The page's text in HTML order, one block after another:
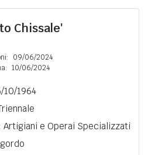
Chissale'
09/06/2024
10/06/2024
10/1964
Artigiani e Operai Specializzati